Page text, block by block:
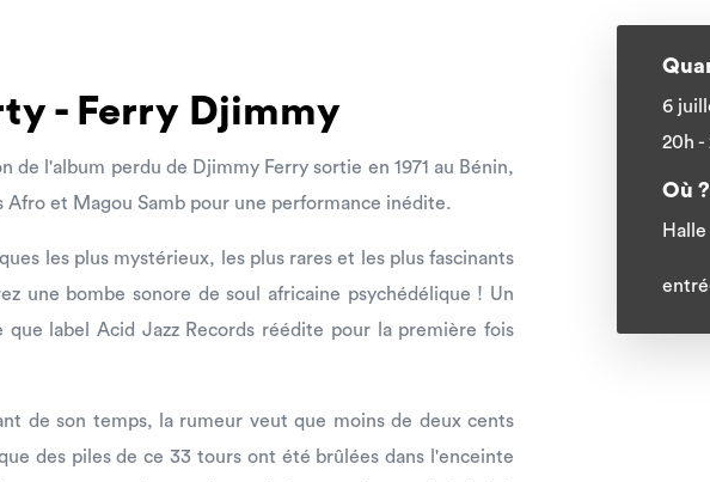
- Ferry Djimmy
de l'album perdu de Djimmy Ferry sortie en 1971 au Bénin,
Afro et Magou Samb pour une performance inédite.
les plus mystérieux, les plus rares et les plus fascinants
une bombe sonore de soul africaine psychédélique ! Un
label Acid Jazz Records réédite pour la première fois
de son temps, la rumeur veut que moins de deux cents
des piles de ce 33 tours ont été brûlées dans l'enceinte
6
20h -
Où ?